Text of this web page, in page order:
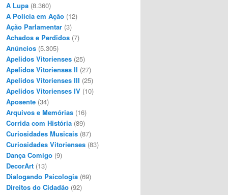
A Lupa (8.360)
A Policia em Ação (12)
Ação Parlamentar (3)
Achados e Perdidos (7)
Anúncios (5.305)
Apelidos Vitorienses (25)
Apelidos Vitorienses II (27)
Apelidos Vitorienses III (25)
Apelidos Vitorienses IV (10)
Aposente (34)
Arquivos e Memórias (16)
Corrida com História (89)
Curiosidades Musicais (87)
Curiosidades Vitorienses (83)
Dança Comigo (9)
DecorArt (13)
Dialogando Psicologia (69)
Direitos do Cidadão (92)